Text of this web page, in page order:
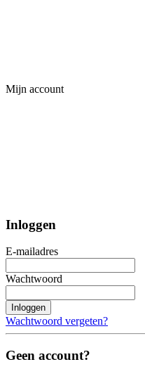
Mijn account
Inloggen
E-mailadres
Wachtwoord
Inloggen
Wachtwoord vergeten?
Geen account?